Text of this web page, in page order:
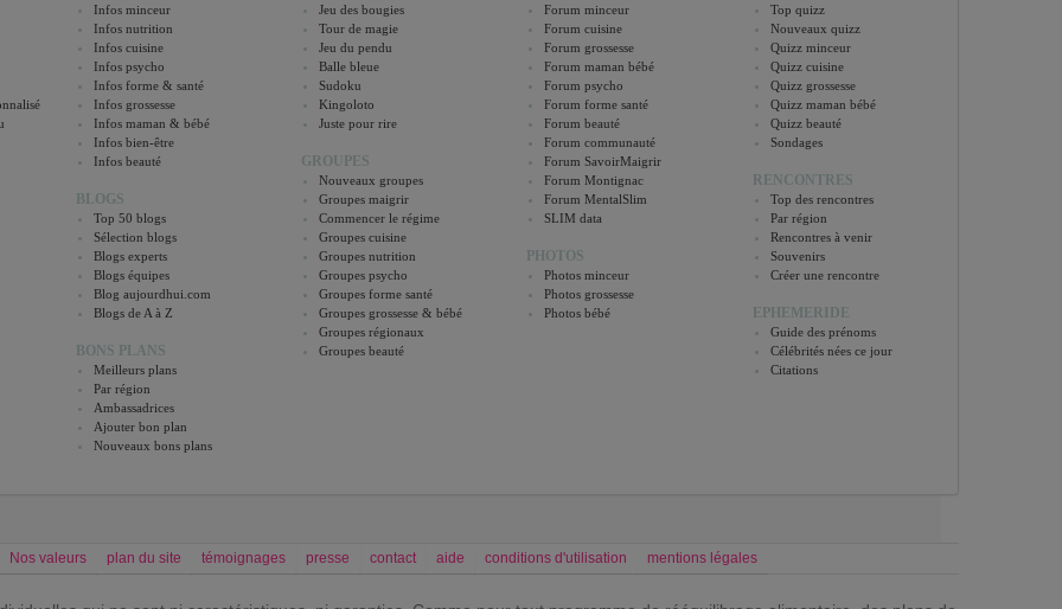
Infos minceur
Infos nutrition
Infos cuisine
Infos psycho
Infos forme & santé
Infos grossesse
Infos maman & bébé
Infos bien-être
Infos beauté
BLOGS
Top 50 blogs
Sélection blogs
Blogs experts
Blogs équipes
Blog aujourdhui.com
Blogs de A à Z
BONS PLANS
Meilleurs plans
Par région
Ambassadrices
Ajouter bon plan
Nouveaux bons plans
Jeu des bougies
Tour de magie
Jeu du pendu
Balle bleue
Sudoku
Kingoloto
Juste pour rire
GROUPES
Nouveaux groupes
Groupes maigrir
Commencer le régime
Groupes cuisine
Groupes nutrition
Groupes psycho
Groupes forme santé
Groupes grossesse & bébé
Groupes régionaux
Groupes beauté
Forum minceur
Forum cuisine
Forum grossesse
Forum maman bébé
Forum psycho
Forum forme santé
Forum beauté
Forum communauté
Forum SavoirMaigrir
Forum Montignac
Forum MentalSlim
SLIM data
PHOTOS
Photos minceur
Photos grossesse
Photos bébé
Top quizz
Nouveaux quizz
Quizz minceur
Quizz cuisine
Quizz grossesse
Quizz maman bébé
Quizz beauté
Sondages
RENCONTRES
Top des rencontres
Par région
Rencontres à venir
Souvenirs
Créer une rencontre
EPHEMERIDE
Guide des prénoms
Célébrités nées ce jour
Citations
Nos valeurs plan du site témoignages presse contact aide conditions d'utilisation mentions légales